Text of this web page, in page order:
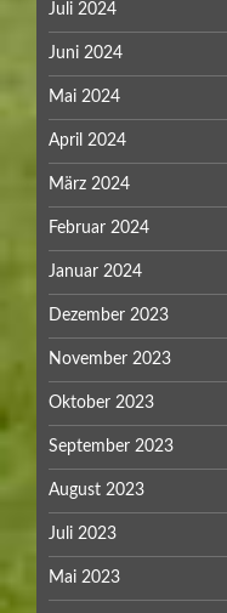
Juli 2024
Juni 2024
Mai 2024
April 2024
März 2024
Februar 2024
Januar 2024
Dezember 2023
November 2023
Oktober 2023
September 2023
August 2023
Juli 2023
Mai 2023